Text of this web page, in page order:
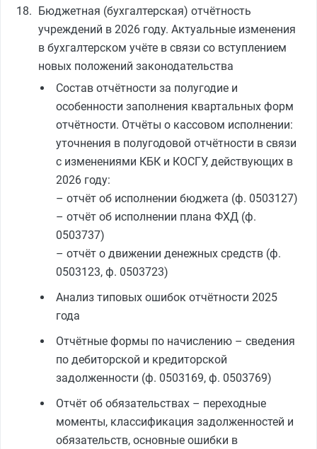
Бюджетная (бухгалтерская) отчётность
учреждений в 2026 году. Актуальные изменения
в бухгалтерском учёте в связи со вступлением
новых положений законодательства
Состав отчётности за полугодие и
особенности заполнения квартальных форм
отчётности. Отчёты о кассовом исполнении:
уточнения в полугодовой отчётности в связи
с изменениями КБК и КОСГУ, действующих в
2026 году:
– отчёт об исполнении бюджета (ф. 0503127)
– отчёт об исполнении плана ФХД (ф.
0503737)
– отчёт о движении денежных средств (ф.
0503123, ф. 0503723)
Анализ типовых ошибок отчётности 2025
года
Отчётные формы по начислению – сведения
по дебиторской и кредиторской
задолженности (ф. 0503169, ф. 0503769)
Отчёт об обязательствах – переходные
моменты, классификация задолженностей и
обязательств, основные ошибки в